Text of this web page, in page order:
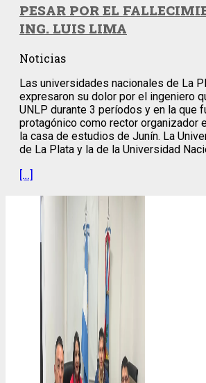
PESAR POR EL
ING. LUIS LIMA
Noticias
Las universidades nacionales de La
expresaron su dolor por el ingeniero
UNLP durante 3 períodos y en la que
protagónico como rector organizador
la casa de estudios de Junín. La
de La Plata y la de la Universidad
[…]